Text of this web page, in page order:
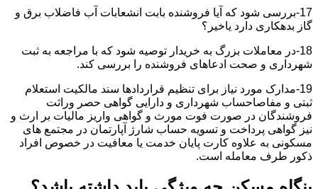
17-بررسی شود که آیا فروشنده بابت انشعابات آب فاضلاب برق و
گاز بدهکاری دارد یاخیر؟
18-در معاملات بزرگ به خریدار توصیه شود که با مراجعه به ثبت
شهرداری و صحت ادعاهای فروشنده را بررسی کند.
19-مدارک مورد نیاز برای تنظیم قراردادها سند مالکیت استعلام
ثبتی و مفاصاحساب شهرداری و دارایی گواهی حصر وراثت
فروشندگان در صورت فوت مورث و گواهی واریز مالیات بر ارث و
نیز گواهی پرداخت و تسویه حساب شارژ آپارتمان در مجتمع های
مسکونی به علاوه کارت پایان خدمت یا معافیت در خصوص افراد
ذکور طرف معامله است.